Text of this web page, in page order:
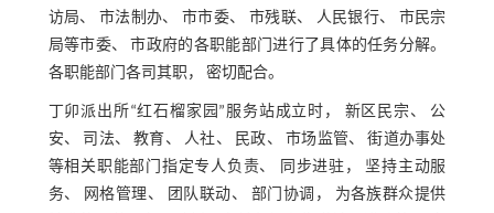
访局、 市法制办、 市市委、 市残联、 人民银行、 市民宗
局等市委、 市政府的各职能部门进行了具体的任务分解。
各职能部门各司其职， 密切配合。
丁卯派出所“红石榴家园”服务站成立时， 新区民宗、 公
安、 司法、 教育、 人社、 民政、 市场监管、 街道办事处
等相关职能部门指定专人负责、 同步进驻， 坚持主动服
务、 网格管理、 团队联动、 部门协调， 为各族群众提供